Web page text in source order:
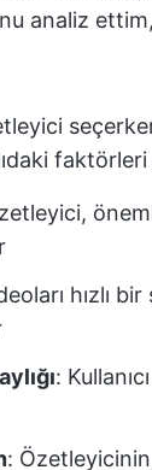
analiz
hızlı
:
: